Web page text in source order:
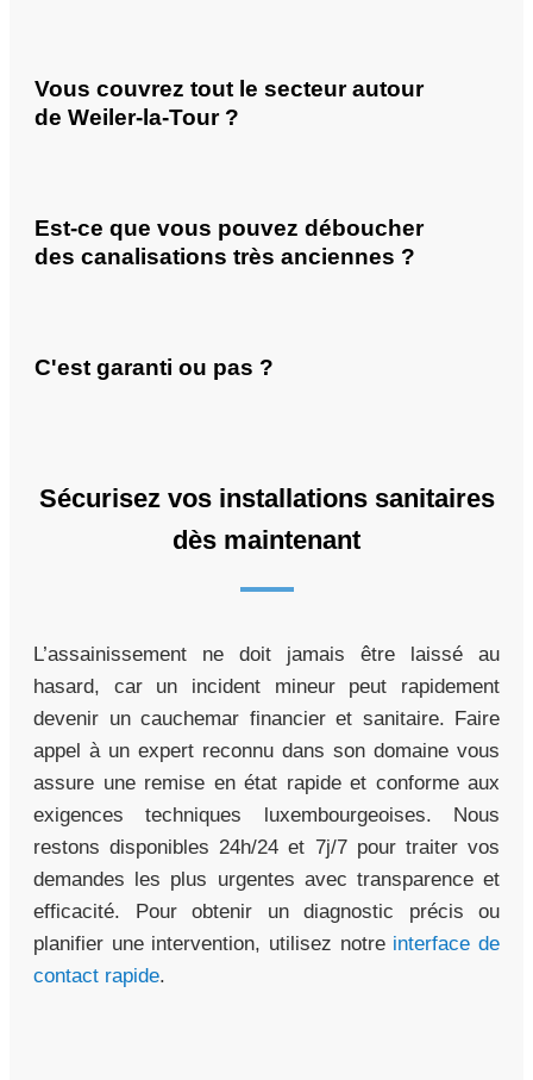
Vous couvrez tout le secteur autour
de Weiler-la-Tour ?
Est-ce que vous pouvez déboucher
des canalisations très anciennes ?
C'est garanti ou pas ?
Sécurisez vos installations sanitaires
dès maintenant
L’assainissement ne doit jamais être laissé au
hasard, car un incident mineur peut rapidement
devenir un cauchemar financier et sanitaire. Faire
appel à un expert reconnu dans son domaine vous
assure une remise en état rapide et conforme aux
exigences techniques luxembourgeoises. Nous
restons disponibles 24h/24 et 7j/7 pour traiter vos
demandes les plus urgentes avec transparence et
efficacité. Pour obtenir un diagnostic précis ou
planifier une intervention, utilisez notre interface de
contact rapide.